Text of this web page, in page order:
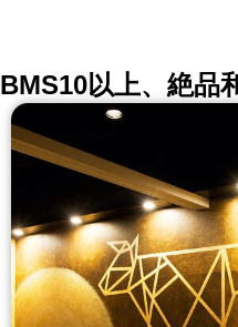
BMS10以上、絶品